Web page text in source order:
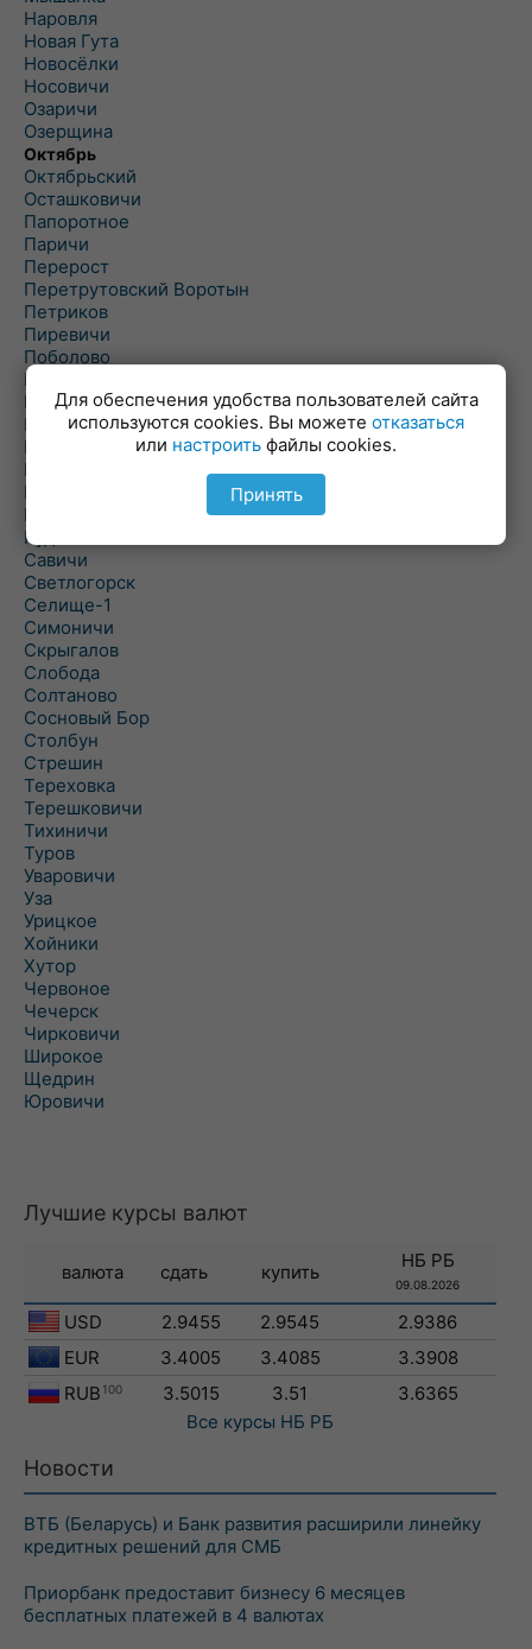
Наровля
Новая Гута
Новосёлки
Носовичи
Озаричи
Озерщина
Октябрь
Октябрьский
Осташковичи
Папоротное
Паричи
Перерост
Перетрутовский Воротын
Петриков
Пиревичи
Поболово
Поколюбичи
Полесье
Птичь
Речица
Ровенская Слобода
Рогачев
Рогинь
Рудня
Савичи
Светлогорск
Селище-1
Симоничи
Скрыгалов
Слобода
Солтаново
Сосновый Бор
Столбун
Стрешин
Тереховка
Терешковичи
Тихиничи
Туров
Уваровичи
Уза
Урицкое
Хойники
Хутор
Червоное
Чечерск
Чирковичи
Широкое
Щедрин
Юровичи
Лучшие курсы валют
валюта сдать купить
НБ РБ
09.08.2026
USD 2.9455 2.9545
2.9386
EUR
3.4005 3.4085
3.3908
RUB 100 3.5015 3.51
3.6365
Все курсы НБ РБ
Новости
ВТБ (Беларусь) и Банк развития расширили линейку
кредитных решений для СМБ
Приорбанк предоставит бизнесу 6 месяцев
бесплатных платежей в 4 валютах
Для обеспечения удобства пользователей сайта
используются cookies. Вы можете отказаться
или настроить файлы cookies.
Принять